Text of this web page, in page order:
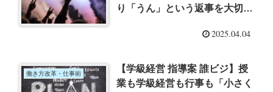
り「うん」という返事を大切に
オ 「はい」と「うん」の違い
いてー
2025.04.04
働き方改革・仕事術
【学級経営 指導案 誰ビジ】授
業も学級経営も行事も「小さく